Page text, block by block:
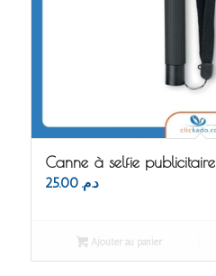
Canne à selfie publicitaire
د.م. 25.00
Ajouter au panier